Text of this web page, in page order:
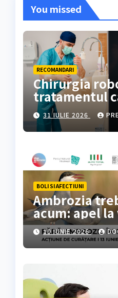
You missed
RECOMANDARI
Chirurgia
tratamentul
colorectal
31 IULIE 2026
BOLI SI AFECTIUNI
Ambrozia
acum: apel
pentru
în Parcul
Văcărești
10 IUNIE 2026